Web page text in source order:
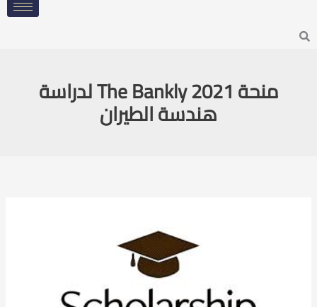
Search
منحة The Bankly 2021 لدراسة
هندسة الطيران